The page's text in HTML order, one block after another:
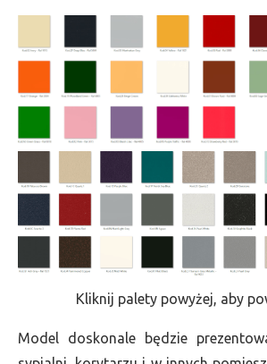
Kliknij palety powyżej, aby
Model doskonale będzie